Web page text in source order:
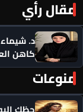
مقال رأي
د. شيماء
كاهن
منوعات